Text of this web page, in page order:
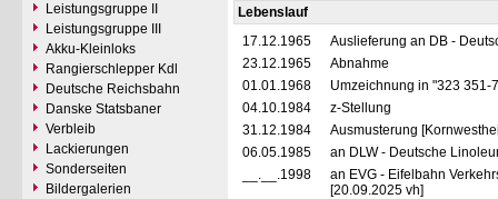
Leistungsgruppe II
Leistungsgruppe III
Akku-Kleinloks
Rangierschlepper Kdl
Deutsche Reichsbahn
Danske Statsbaner
Verbleib
Lackierungen
Sonderseiten
Bildergalerien
Lebenslauf
17.12.1965
Auslieferung an DB -
23.12.1965
Abnahme
01.01.1968
Umzeichnung in "323 351-
04.10.1984
z-Stellung
31.12.1984
Ausmusterung
06.05.1985
an DLW - Deutsche
__.__.1998
an EVG - Eifelbahn
[20.09.2025 vh]